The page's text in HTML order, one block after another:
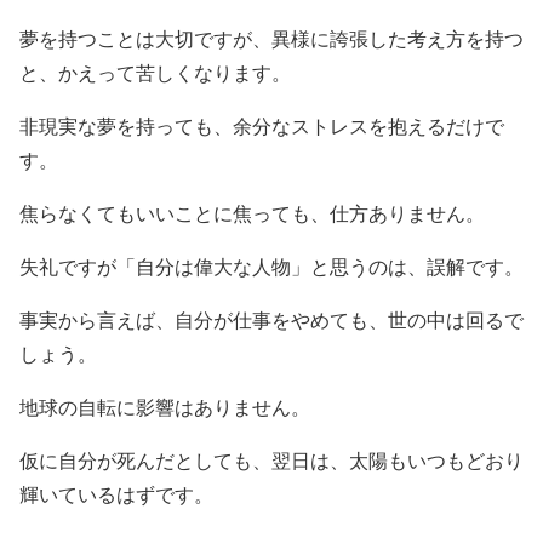
夢を持つことは大切ですが、異様に誇張した考え方を持つ
と、かえって苦しくなります。
非現実な夢を持っても、余分なストレスを抱えるだけで
す。
焦らなくてもいいことに焦っても、仕方ありません。
失礼ですが「自分は偉大な人物」と思うのは、誤解です。
事実から言えば、自分が仕事をやめても、世の中は回るで
しょう。
地球の自転に影響はありません。
仮に自分が死んだとしても、翌日は、太陽もいつもどおり
輝いているはずです。